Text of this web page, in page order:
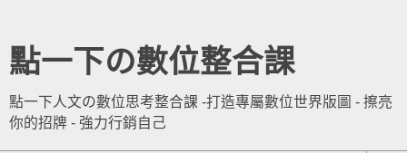
點一下の數位整合課
點一下人文の數位思考整合課 -打造專屬數位世界版圖 - 擦亮
你的招牌 - 強力行銷自己